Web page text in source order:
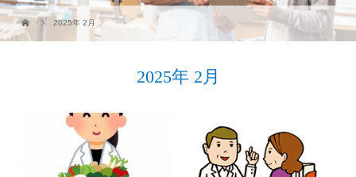
2025年 2月
2025年 2月